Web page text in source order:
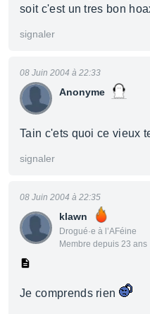
soit c'est un tres bon
signaler
Anonyme
08 Juin 2004 à 22:33
Tain c'ets quoi ce vieux
signaler
klawn
Drogué·e à l’AFéine
Membre depuis 23 ans
08 Juin 2004 à 22:35
Je comprends rien